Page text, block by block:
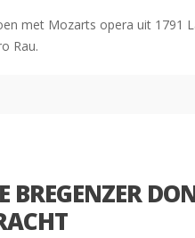
met Mozarts opera uit 1791
Rau.
BREGENZER